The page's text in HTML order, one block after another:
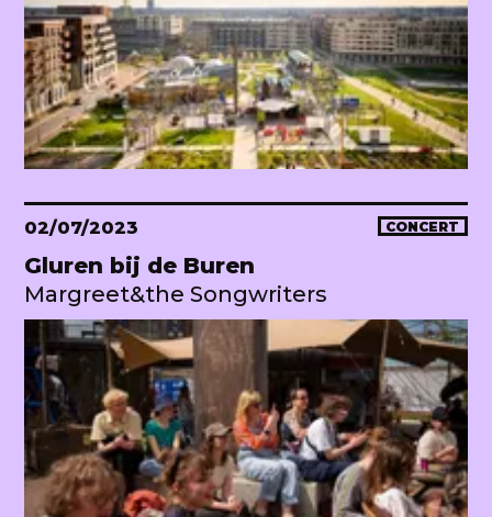
02/07/2023 CONCERT
Gluren bij de Buren
Margreet&the Songwriters